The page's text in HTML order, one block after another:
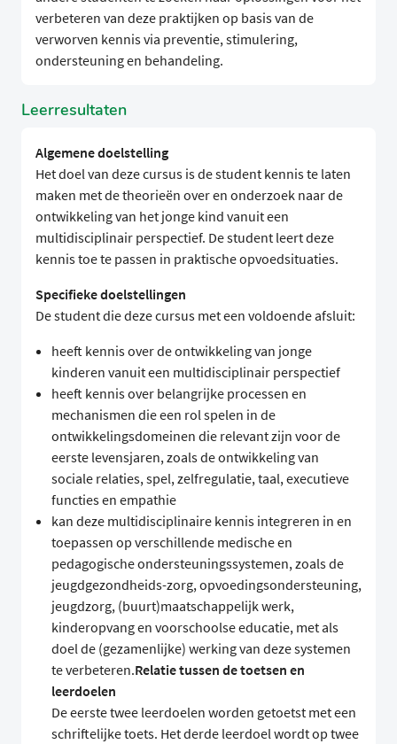
verbeteren van deze praktijken op basis van de
verworven kennis via preventie, stimulering,
ondersteuning en behandeling.
Leerresultaten
Algemene doelstelling
Het doel van deze cursus is de student kennis te laten
maken met de theorieën over en onderzoek naar de
ontwikkeling van het jonge kind vanuit een
multidisciplinair perspectief. De student leert deze
kennis toe te passen in praktische opvoedsituaties.
Specifieke doelstellingen
De student die deze cursus met een voldoende afsluit:
heeft kennis over de ontwikkeling van jonge
kinderen vanuit een multidisciplinair perspectief
heeft kennis over belangrijke processen en
mechanismen die een rol spelen in de
ontwikkelingsdomeinen die relevant zijn voor de
eerste levensjaren, zoals de ontwikkeling van
sociale relaties, spel, zelfregulatie, taal, executieve
functies en empathie
kan deze multidisciplinaire kennis integreren in en
toepassen op verschillende medische en
pedagogische ondersteuningssystemen, zoals de
jeugdgezondheids-zorg, opvoedingsondersteuning,
jeugdzorg, (buurt)maatschappelijk werk,
kinderopvang en voorschoolse educatie, met als
doel de (gezamenlijke) werking van deze systemen
te verbeteren.Relatie tussen de toetsen en
leerdoelen
De eerste twee leerdoelen worden getoetst met een
schriftelijke toets. Het derde leerdoel wordt op twee